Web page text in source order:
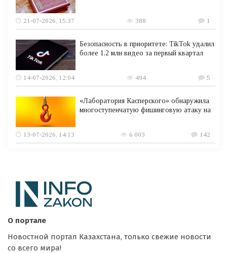
21-07-2026, 15:37 388 1
Безопасность в приоритете: TikTok удалил
более 1,2 млн видео за первый квартал
14-07-2026, 12:04 494 5
«Лаборатория Касперского» обнаружила
многоступенчатую фишинговую атаку на
13-07-2026, 14:13 6 003 142
О портале
Новостной портал Казахстана, только свежие новости
со всего мира!